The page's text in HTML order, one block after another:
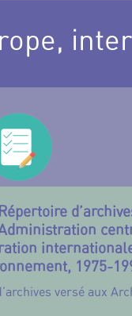
Répertoire
1975-
versé aux